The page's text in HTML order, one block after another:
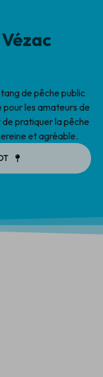
de pêche public
pour les amateurs de
pratiquer la pêche
et agréable.